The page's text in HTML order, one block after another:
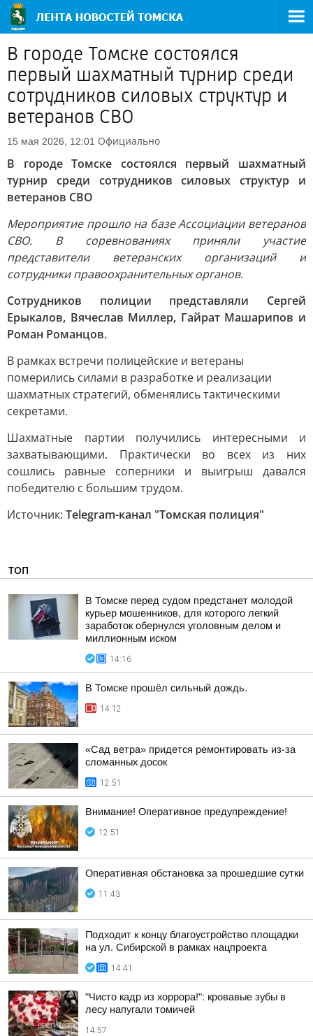
В городе Томске состоялся
первый шахматный турнир среди
сотрудников силовых структур и
ветеранов СВО
15 мая 2026, 12:01 Официально
В городе Томске состоялся первый шахматный
турнир среди сотрудников силовых структур и
ветеранов СВО
Мероприятие прошло на базе Ассоциации ветеранов
СВО. В соревнованиях приняли участие
представители ветеранских организаций и
сотрудники правоохранительных органов.
Сотрудников полиции представляли Сергей
Ерыкалов, Вячеслав Миллер, Гайрат Машарипов и
Роман Романцов.
В рамках встречи полицейские и ветераны
померились силами в разработке и реализации
шахматных стратегий, обменялись тактическими
секретами.
Шахматные партии получились интересными и
захватывающими. Практически во всех из них
сошлись равные соперники и выигрыш давался
победителю с большим трудом.
Источник: Telegram-канал "Томская полиция"
ТОП
В Томске перед судом предстанет молодой
курьер мошенников, для которого легкий
заработок обернулся уголовным делом и
миллионным иском
14:16
В Томске прошёл сильный дождь.
14:12
«Сад ветра» придется ремонтировать из-за
сломанных досок
12:51
Внимание! Оперативное предупреждение!
12:51
Оперативная обстановка за прошедшие сутки
11:43
Подходит к концу благоустройство площадки
на ул. Сибирской в рамках нацпроекта
14:41
"Чисто кадр из хоррора!": кровавые зубы в
лесу напугали томичей
14:57